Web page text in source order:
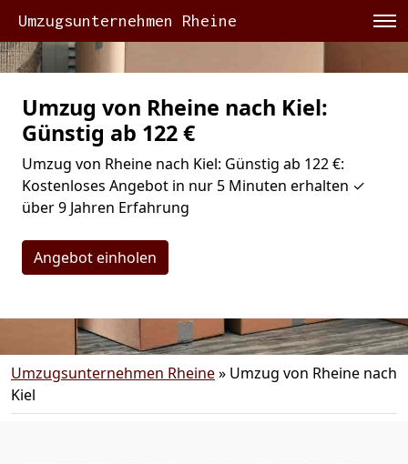
Umzugsunternehmen Rheine
Umzug von Rheine nach Kiel:
Günstig ab 122 €
Umzug von Rheine nach Kiel: Günstig ab 122 €:
Kostenloses Angebot in nur 5 Minuten erhalten ✓
über 9 Jahren Erfahrung
Angebot einholen
Umzugsunternehmen Rheine» Umzug von Rheine nach
Kiel